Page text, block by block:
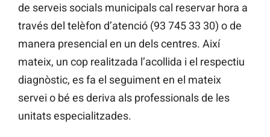
de serveis socials municipals cal reservar hora a
través del telèfon d’atenció (93 745 33 30) o de
manera presencial en un dels centres. Així
mateix, un cop realitzada l’acollida i el respectiu
diagnòstic, es fa el seguiment en el mateix
servei o bé es deriva als professionals de les
unitats especialitzades.